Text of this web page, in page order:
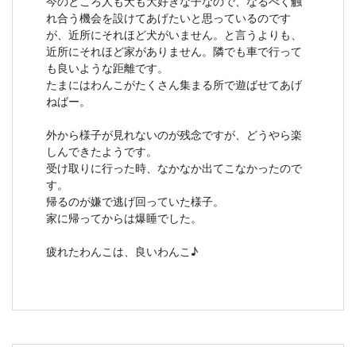
れ合う機会を設けてあげたいと思っているのです
が、近所にそれほど犬がいません。と言うよりも、
近所にそれほど家がありません。隣でも車で行って
も良いような距離です。
たまにはわんこがたくさん集まる所で遊ばせてあげ
ねばー。
外から様子が見れないのが残念ですが、どうやら楽
しんできたようです。
受け取りに行った時、なかなか出てこなかったので
す。
帰るのが嫌で逃げ回っていた様子。
家に帰ってからは爆睡でした。
疲れたわんこは、良いわんこ♪